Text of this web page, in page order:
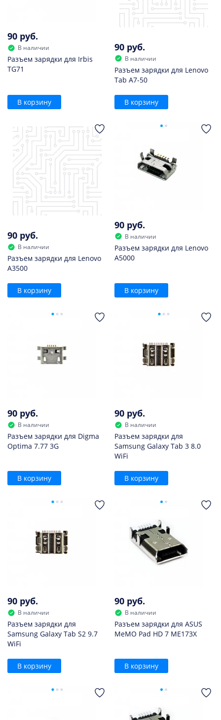
90 руб.
В наличии
Разъем зарядки для Irbis
TG71
В корзину
90 руб.
В наличии
Разъем зарядки для Lenovo
Tab A7-50
В корзину
90 руб.
В наличии
Разъем зарядки для Lenovo
A3500
В корзину
90 руб.
В наличии
Разъем зарядки для Lenovo
A5000
В корзину
90 руб.
В наличии
Разъем зарядки для Digma
Optima 7.77 3G
В корзину
90 руб.
В наличии
Разъем зарядки для
Samsung Galaxy Tab 3 8.0
WiFi
В корзину
90 руб.
В наличии
Разъем зарядки для
Samsung Galaxy Tab S2 9.7
WiFi
В корзину
90 руб.
В наличии
Разъем зарядки для ASUS
MeMO Pad HD 7 ME173X
В корзину